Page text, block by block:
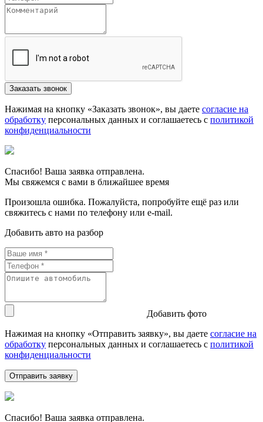
Нажимая на кнопку «Заказать звонок», вы даете согласие на
обработку персональных данных и соглашаетесь c политикой
конфиденциальности
Спасибо! Ваша заявка отправлена.
Мы свяжемся с вами в ближайшее время
Произошла ошибка. Пожалуйста, попробуйте ещё раз или
свяжитесь с нами по телефону или e-mail.
Добавить авто на разбор
Добавить фото
Нажимая на кнопку «Отправить заявку», вы даете согласие на
обработку персональных данных и соглашаетесь c политикой
конфиденциальности
Спасибо! Ваша заявка отправлена.